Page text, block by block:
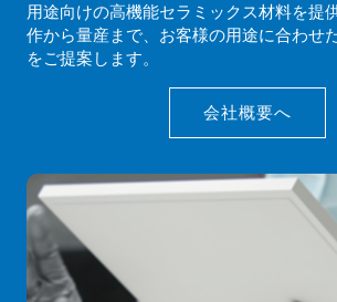
用途向けの高機能セラミックス材料を提
作から量産まで、お客様の用途に合わせ
をご提案します。
会社概要へ